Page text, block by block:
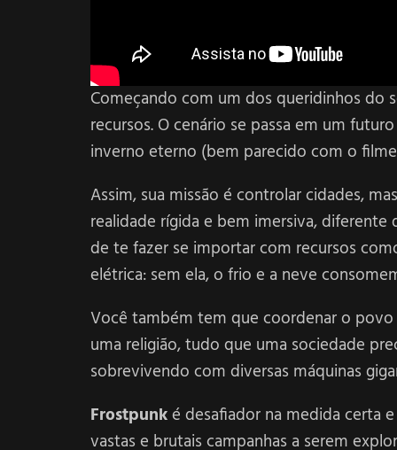
Começando com um dos queridinhos do
recursos. O cenário se passa em um
inverno eterno (bem parecido com o
Assim, sua missão é controlar cidades,
realidade rígida e bem imersiva,
de te fazer se importar com recursos
elétrica: sem ela, o frio e a neve
Você também tem que coordenar o
uma religião, tudo que uma sociedade
sobrevivendo com diversas máquinas
Frostpunké desafiador na medida certa
vastas e brutais campanhas a serem